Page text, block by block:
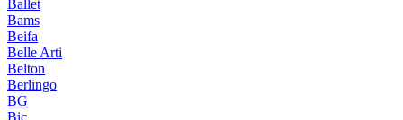
Ballet
Bams
Beifa
Belle Arti
Belton
Berlingo
BG
Bic